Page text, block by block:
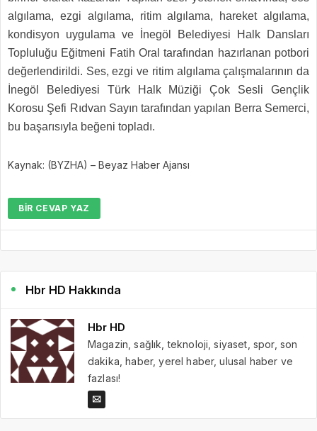
algılama, ezgi algılama, ritim algılama, hareket algılama,
kondisyon uygulama ve İnegöl Belediyesi Halk Dansları
Topluluğu Eğitmeni Fatih Oral tarafından hazırlanan potbori
değerlendirildi. Ses, ezgi ve ritim algılama çalışmalarının da
İnegöl Belediyesi Türk Halk Müziği Çok Sesli Gençlik
Korosu Şefi Rıdvan Sayın tarafından yapılan Berra Semerci,
bu başarısıyla beğeni topladı.
Kaynak: (BYZHA) – Beyaz Haber Ajansı
BIR CEVAP YAZ
Hbr HD Hakkında
Hbr HD
Magazin, sağlık, teknoloji, siyaset, spor, son
dakika, haber, yerel haber, ulusal haber ve
fazlası!